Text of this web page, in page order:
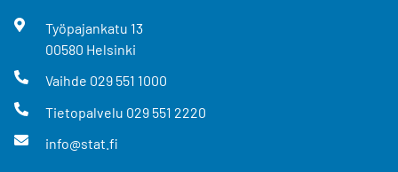
Työpajankatu 13
00580 Helsinki
Vaihde 029 551 1000
Tietopalvelu 029 551 2220
info@stat.fi